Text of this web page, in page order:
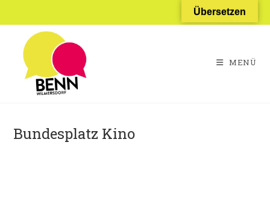
Inhalt
springen
MENÜ
Bundesplatz Kino
Übersetzen